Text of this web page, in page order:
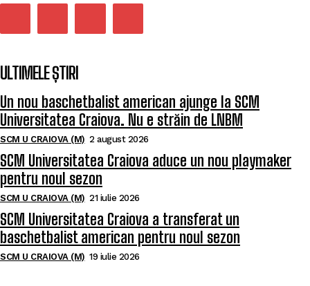
ULTIMELE ȘTIRI
Un nou baschetbalist american ajunge la SCM
Universitatea Craiova. Nu e străin de LNBM
SCM U CRAIOVA (M) 2 august 2026
SCM Universitatea Craiova aduce un nou playmaker
pentru noul sezon
SCM U CRAIOVA (M) 21 iulie 2026
SCM Universitatea Craiova a transferat un
baschetbalist american pentru noul sezon
SCM U CRAIOVA (M) 19 iulie 2026